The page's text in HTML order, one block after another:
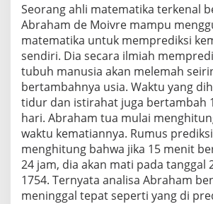
Seorang ahli matematika terkenal
Abraham de Moivre mampu
matematika untuk memprediksi
sendiri. Dia secara ilmiah
tubuh manusia akan melemah
bertambahnya usia. Waktu yang
tidur dan istirahat juga bertambah
hari. Abraham tua mulai
waktu kematiannya. Rumus
menghitung bahwa jika 15 menit
24 jam, dia akan mati pada tanggal
1754. Ternyata analisa Abraham
meninggal tepat seperti yang di